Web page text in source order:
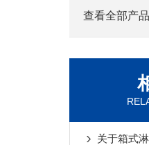
查看全部产品
关于箱式